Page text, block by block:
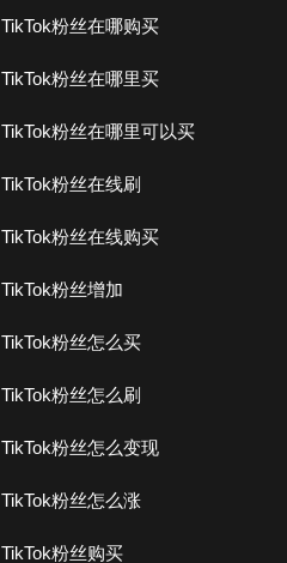
TikTok粉丝在哪购买
TikTok粉丝在哪里买
TikTok粉丝在哪里可以买
TikTok粉丝在线刷
TikTok粉丝在线购买
TikTok粉丝增加
TikTok粉丝怎么买
TikTok粉丝怎么刷
TikTok粉丝怎么变现
TikTok粉丝怎么涨
TikTok粉丝购买